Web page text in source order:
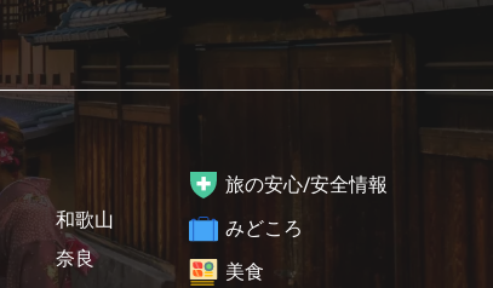
和歌山
奈良
旅の安心/安全情報
みどころ
美食